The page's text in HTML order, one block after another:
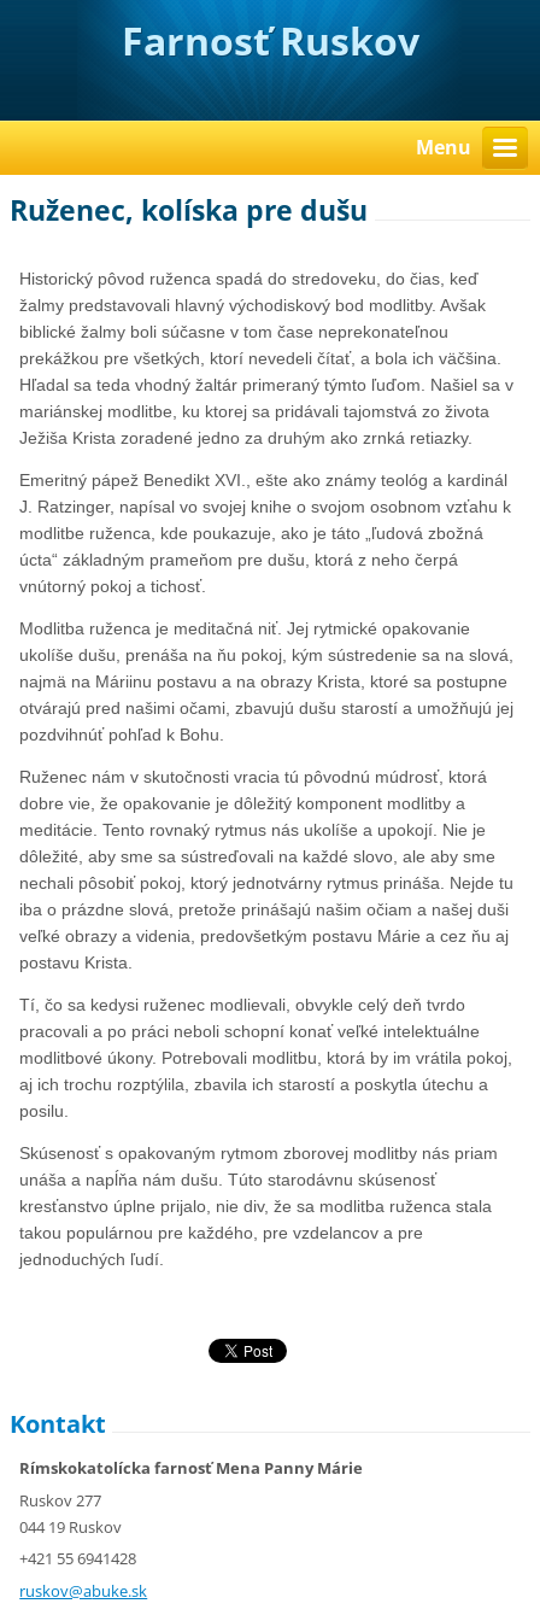
Farnosť Ruskov
Menu
Ruženec, kolíska pre dušu
Historický pôvod ruženca spadá do stredoveku, do čias, keď
žalmy predstavovali hlavný východiskový bod modlitby. Avšak
biblické žalmy boli súčasne v tom čase neprekonateľnou
prekážkou pre všetkých, ktorí nevedeli čítať, a bola ich väčšina.
Hľadal sa teda vhodný žaltár primeraný týmto ľuďom. Našiel sa v
mariánskej modlitbe, ku ktorej sa pridávali tajomstvá zo života
Ježiša Krista zoradené jedno za druhým ako zrnká retiazky.
Emeritný pápež Benedikt XVI., ešte ako známy teológ a kardinál
J. Ratzinger, napísal vo svojej knihe o svojom osobnom vzťahu k
modlitbe ruženca, kde poukazuje, ako je táto „ľudová zbožná
úcta“ základným prameňom pre dušu, ktorá z neho čerpá
vnútorný pokoj a tichosť.
Modlitba ruženca je meditačná niť. Jej rytmické opakovanie
ukolíše dušu, prenáša na ňu pokoj, kým sústredenie sa na slová,
najmä na Máriinu postavu a na obrazy Krista, ktoré sa postupne
otvárajú pred našimi očami, zbavujú dušu starostí a umožňujú jej
pozdvihnúť pohľad k Bohu.
Ruženec nám v skutočnosti vracia tú pôvodnú múdrosť, ktorá
dobre vie, že opakovanie je dôležitý komponent modlitby a
meditácie. Tento rovnaký rytmus nás ukolíše a upokojí. Nie je
dôležité, aby sme sa sústreďovali na každé slovo, ale aby sme
nechali pôsobiť pokoj, ktorý jednotvárny rytmus prináša. Nejde tu
iba o prázdne slová, pretože prinášajú našim očiam a našej duši
veľké obrazy a videnia, predovšetkým postavu Márie a cez ňu aj
postavu Krista.
Tí, čo sa kedysi ruženec modlievali, obvykle celý deň tvrdo
pracovali a po práci neboli schopní konať veľké intelektuálne
modlitbové úkony. Potrebovali modlitbu, ktorá by im vrátila pokoj,
aj ich trochu rozptýlila, zbavila ich starostí a poskytla útechu a
posilu.
Skúsenosť s opakovaným rytmom zborovej modlitby nás priam
unáša a napĺňa nám dušu. Túto starodávnu skúsenosť
kresťanstvo úplne prijalo, nie div, že sa modlitba ruženca stala
takou populárnou pre každého, pre vzdelancov a pre
jednoduchých ľudí.
Kontakt
Rímskokatolícka farnosť Mena Panny Márie
Ruskov 277
044 19 Ruskov
+421 55 6941428
ruskov@abuke.sk